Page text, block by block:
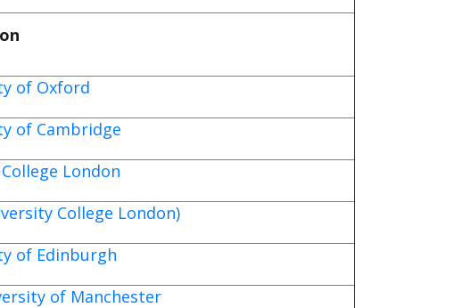
of Oxford
of Cambridge
London
College London)
of Edinburgh
of Manchester